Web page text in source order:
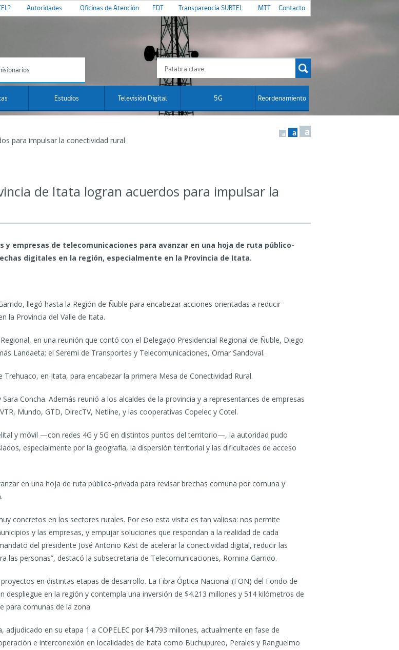
Autoridades Oficinas de Atención FDT Transparencia SUBTEL MTT Contacto
Estudios Televisión Digital 5G Reordenamiento
para impulsar la conectividad rural
a a a
de Itata logran acuerdos para impulsar la
empresas de telecomunicaciones para avanzar en una hoja de ruta público-
digitales en la región, especialmente en la Provincia de Itata.
llegó hasta la Región de Ñuble para encabezar acciones orientadas a reducir
la Provincia del Valle de Itata.
en una reunión que contó con el Delegado Presidencial Regional de Ñuble, Diego
Landaeta; el Seremi de Transportes y Telecomunicaciones, Omar Sandoval.
en Itata, para encabezar la primera Mesa de Conectividad Rural.
Concha. Además reunió a los alcaldes de la provincia y a representantes de empresas
Mundo, GTD, DirecTV, Netline, y las cooperativas Copelec y Cotel.
y móvil —con redes 4G y 5G en distintos puntos del territorio—, la autoridad pudo
especialmente por la geografía, la dispersión territorial y las dificultades de acceso
en una hoja de ruta público-privada para revisar brechas comuna por comuna y
concretos en los sectores rurales. Por eso esta visita es tan valiosa: nos permite
y las empresas, y empujar soluciones que respondan a la realidad de cada
del presidente José Antonio Kast de acelerar la conectividad digital, reducir las
las personas”, destacó la subsecretaria de Telecomunicaciones, Romina Garrido.
en distintas etapas de desarrollo. La Fibra Óptica Nacional (FON) del Fondo de
despliegue en la región y contempla una inversión de $4.213 millones y 514 kilómetros de
para comunas de la zona.
en su etapa 1 a COPELEC por $4.793 millones, actualmente en fase de
e interconexión en localidades de Itata como Buchupureo, Perales y Ranguelmo